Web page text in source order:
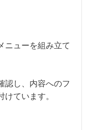
ニューを組み立て
認し、内容へのフ
ています。